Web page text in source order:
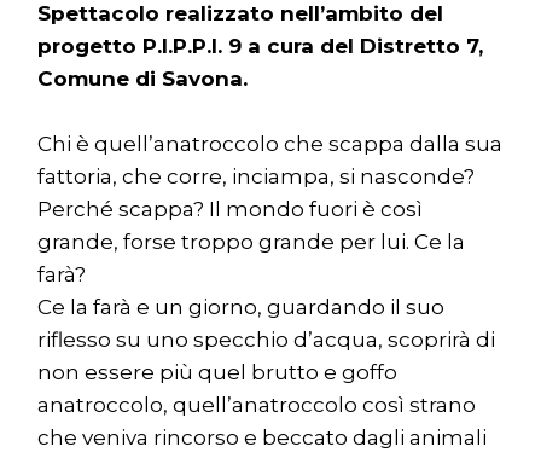
Spettacolo realizzato nell’ambito del
progetto P.I.P.P.I. 9 a cura del Distretto 7,
Comune di Savona.
Chi è quell’anatroccolo che scappa dalla sua
fattoria, che corre, inciampa, si nasconde?
Perché scappa? Il mondo fuori è così
grande, forse troppo grande per lui. Ce la
farà?
Ce la farà e un giorno, guardando il suo
riflesso su uno specchio d’acqua, scoprirà di
non essere più quel brutto e goffo
anatroccolo, quell’anatroccolo così strano
che veniva rincorso e beccato dagli animali